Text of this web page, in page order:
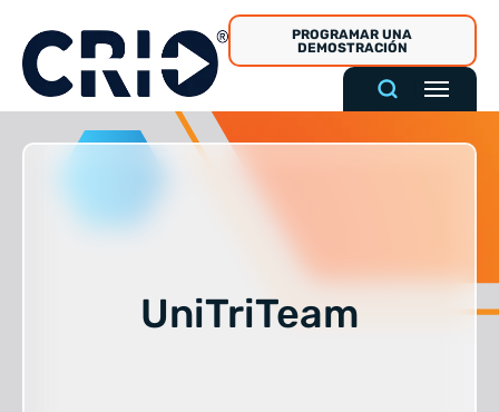
contenido
PROGRAMAR UNA
DEMOSTRACIÓN
UniTriTeam